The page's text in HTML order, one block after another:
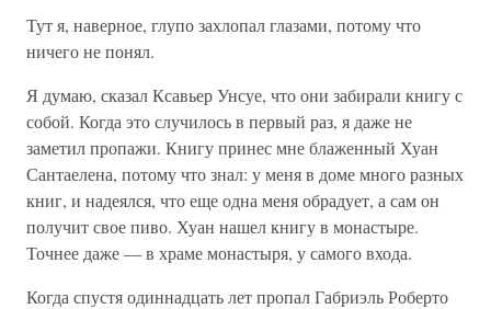
Тут я, наверное, глупо захлопал глазами, потому что
ничего не понял.
Я думаю, сказал Ксавьер Унсуе, что они забирали книгу с
собой. Когда это случилось в первый раз, я даже не
заметил пропажи. Книгу принес мне блаженный Хуан
Сантаелена, потому что знал: у меня в доме много разных
книг, и надеялся, что еще одна меня обрадует, а сам он
получит свое пиво. Хуан нашел книгу в монастыре.
Точнее даже — в храме монастыря, у самого входа.
Когда спустя одиннадцать лет пропал Габриэль Роберто